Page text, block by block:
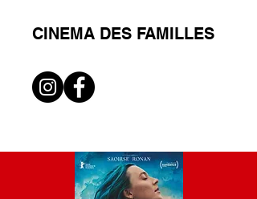
CINEMA DES FAMILLES